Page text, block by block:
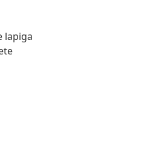
lapiga